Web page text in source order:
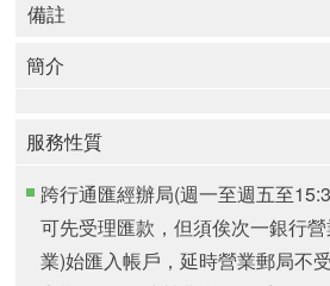
備註
簡介
服務性質
跨行通匯經辦局(週一至週五至
可先受理匯款，但須俟次一銀行
業)始匯入帳戶，延時營業郵局不